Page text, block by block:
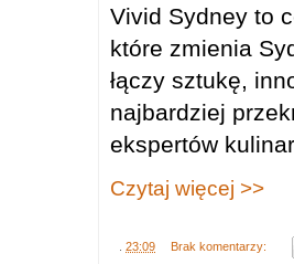
Vivid Sydney to
które zmienia
łączy sztukę,
najbardziej
ekspertów
Czytaj więcej >>
23:09 Brak komentarzy: